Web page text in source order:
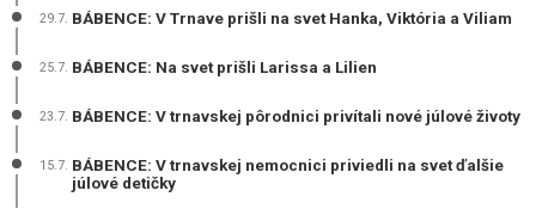
29.7. BÁBENCE: V Trnave prišli na svet Hanka, Viktória a Viliam
25.7. BÁBENCE: Na svet prišli Larissa a Lilien
23.7. BÁBENCE: V trnavskej pôrodnici privítali nové júlové životy
15.7. BÁBENCE: V trnavskej nemocnici priviedli na svet ďalšie
júlové detičky